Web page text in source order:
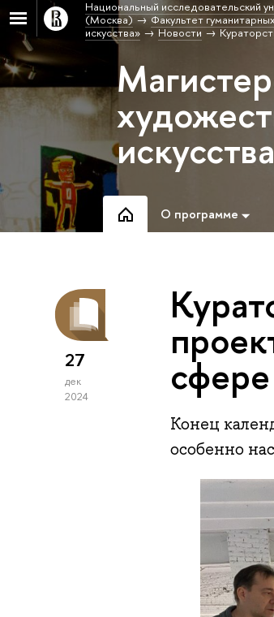
Национальный исследовательский
(Москва)
Факультет
искусства»
Новости
О программе
27
дек
2024
сфере
Конец
особенно